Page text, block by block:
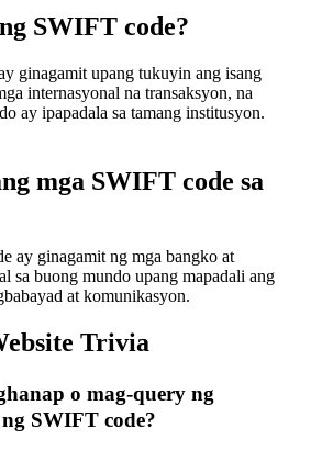
SWIFT code?
ginagamit upang tukuyin ang isang
internasyonal na transaksyon, na
ay ipapadala sa tamang institusyon.
mga SWIFT code sa
ay ginagamit ng mga bangko at
sa buong mundo upang mapadali ang
at komunikasyon.
Trivia
o mag-query ng
SWIFT code?